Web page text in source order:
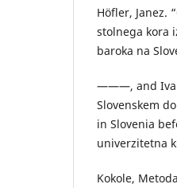
Höfler, Janez.
stolnega kora
baroka na
———, and
Slovenskem
in Slovenia
univerzitetna
Kokole,